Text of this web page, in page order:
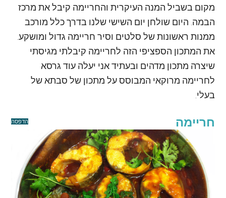
מקום בשביל המנה העיקרית והחריימה קיבל את מרכז
הבמה. היום שולחן יום השישי שלנו בדרך כלל מורכב
ממנות ראשונות של סלטים וסיר חריימה גדול ומושקע.
את המתכון הספציפי הזה לחריימה קיבלתי מגיסתי
שיצרה מתכון מדהים ובעתיד אני יעלה עוד גרסא
לחריימה מרוקאי המבוסס על מתכון של סבתא של
בעלי.
הדפסה חריימה